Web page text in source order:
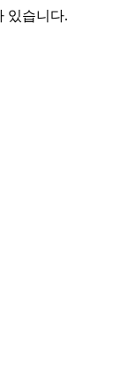
있습니다.